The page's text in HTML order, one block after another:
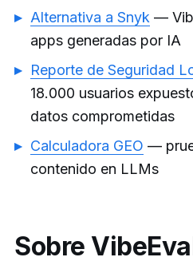
Alternativa a Snyk —
apps generadas por IA
Reporte de Seguridad
18.000 usuarios
datos comprometidas
Calculadora GEO —
contenido en LLMs
Sobre